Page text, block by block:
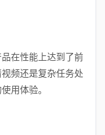
在性能上达到了前
频还是复杂任务处
用体验。